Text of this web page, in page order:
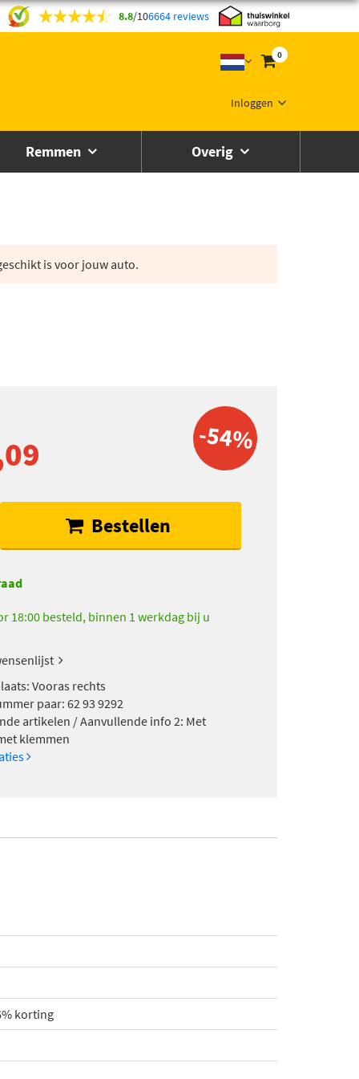
8.8/106664 reviews
0
Inloggen
Remmen Overig
is voor jouw auto.
-54%
Bestellen
18:00 besteld, binnen 1 werkdag bij u
Vooras rechts
paar: 62 93 9292
artikelen / Aanvullende info 2: Met
klemmen
korting